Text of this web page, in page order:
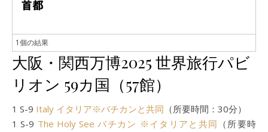
1個の結果
大阪・関西万博2025 世界旅行パビ
リオン 59カ国（57館）
1 S-9 Italy イタリア※バチカンと共同 （所要時間：30分）
1 S-9 The Holy See バチカン ※イタリアと共同 （所要時